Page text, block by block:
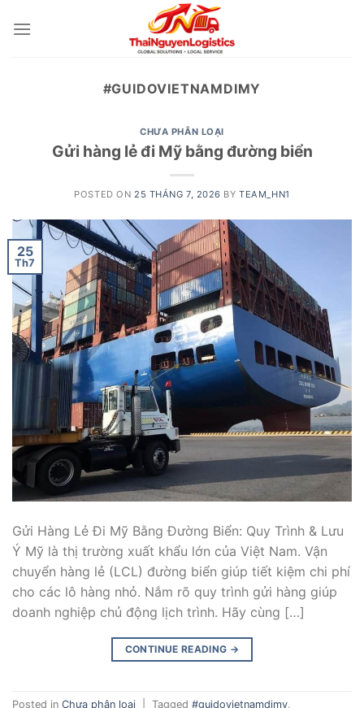
#GUIDOVIETNAMDIMY
CHƯA PHÂN LOẠI
Gửi hàng lẻ đi Mỹ bằng đường biển
POSTED ON 25 THÁNG 7, 2026 BYTEAM_HN1
25
Th7
Gửi Hàng Lẻ Đi Mỹ Bằng Đường Biển: Quy Trình & Lưu
Ý Mỹ là thị trường xuất khẩu lớn của Việt Nam. Vận
chuyển hàng lẻ (LCL) đường biển giúp tiết kiệm chi phí
cho các lô hàng nhỏ. Nắm rõ quy trình gửi hàng giúp
doanh nghiệp chủ động lịch trình. Hãy cùng […]
CONTINUE READING →
Posted in Chưa phân loại Tagged #guidovietnamdimy,